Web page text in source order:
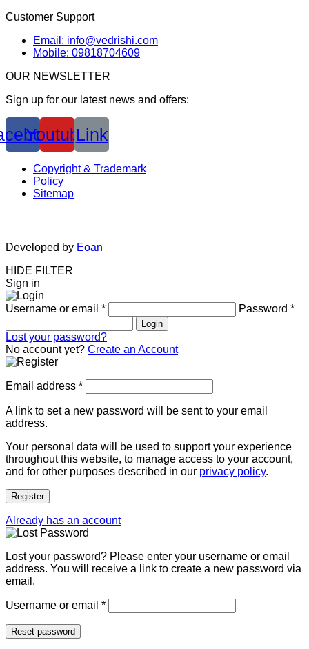
Customer Support
Email: info@vedrishi.com
Mobile: 09818704609
OUR NEWSLETTER
Sign up for our latest news and offers:
YoutubeLink
Copyright & Trademark
Policy
Sitemap
Developed by Eoan
HIDE FILTER
Sign in
Username or email * Password *
Login
Lost your password?
No account yet? Create an Account
Email address *
A link to set a new password will be sent to your email
address.
Your personal data will be used to support your experience
throughout this website, to manage access to your account,
and for other purposes described in our privacy policy.
Register
Already has an account
Lost your password? Please enter your username or email
address. You will receive a link to create a new password via
email.
Username or email *
Reset password